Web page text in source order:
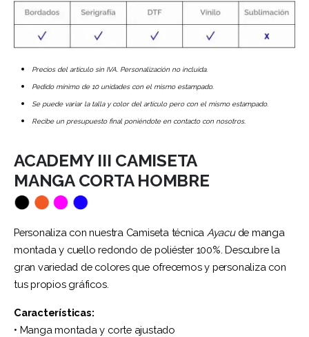
Precios del artículo sin IVA. Personalización no incluida.
Pedido mínimo de 10 unidades con el mismo estampado.
Se puede variar la talla y color del artículo pero con el mismo estampado.
Recibe un presupuesto final poniéndote en contacto con nosotros.
ACADEMY III CAMISETA
MANGA CORTA HOMBRE
Personaliza con nuestra Camiseta técnica Ayacude manga
montada y cuello redondo de poliéster 100%. Descubre la
gran variedad de colores que ofrecemos y personaliza con
tus propios gráficos.
Características:
• Manga montada y corte ajustado